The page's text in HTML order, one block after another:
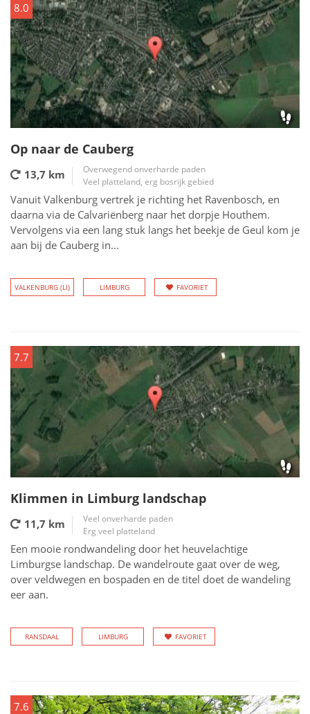
8.0
Op naar de Cauberg
13,7 km
Overwegend onverharde paden
Veel platteland, erg bosrijk gebied
Vanuit Valkenburg vertrek je richting het Ravenbosch, en
daarna via de Calvariënberg naar het dorpje Houthem.
Vervolgens via een lang stuk langs het beekje de Geul kom je
aan bij de Cauberg in...
VALKENBURG (LI) LIMBURG FAVORIET
7.7
Klimmen in Limburg landschap
11,7 km
Veel onverharde paden
Erg veel platteland
Een mooie rondwandeling door het heuvelachtige
Limburgse landschap. De wandelroute gaat over de weg,
over veldwegen en bospaden en de titel doet de wandeling
eer aan.
RANSDAAL LIMBURG FAVORIET
7.6